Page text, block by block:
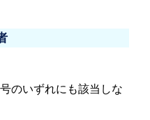
のいずれにも該当しな